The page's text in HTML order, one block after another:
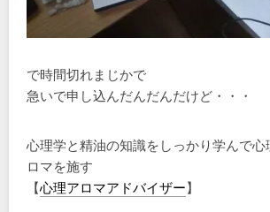
で時間切れまじかで
急いで申し込んだんだんだけど・・・
心理学と精油の知識をしっかり学んで心
ロマを施す
【心理アロマアドバイザー】